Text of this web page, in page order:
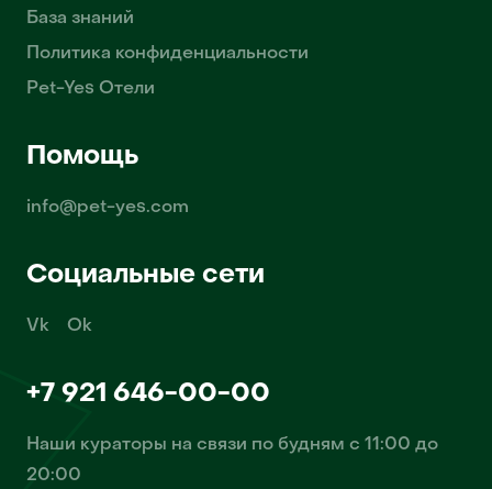
База знаний
Политика конфиденциальности
Pet-Yes Отели
Помощь
info@pet-yes.com
Социальные сети
Vk Ok
+7 921 646-00-00
Наши кураторы на связи по будням с 11:00 до
20:00